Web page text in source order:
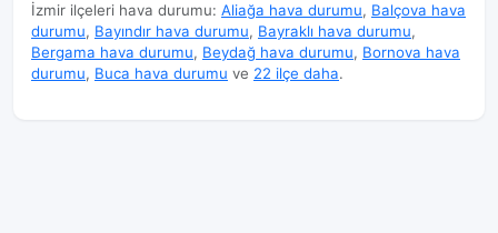
İzmir ilçeleri hava durumu: Aliağa hava durumu, Balçova hava
durumu, Bayındır hava durumu, Bayraklı hava durumu,
Bergama hava durumu, Beydağ hava durumu, Bornova hava
durumu, Buca hava durumu ve 22 ilçe daha.